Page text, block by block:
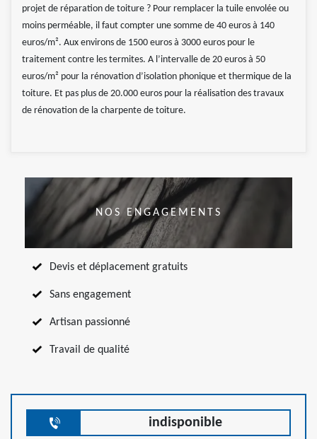
projet de réparation de toiture ? Pour remplacer la tuile envolée ou
moins perméable, il faut compter une somme de 40 euros à 140
euros/m². Aux environs de 1500 euros à 3000 euros pour le
traitement contre les termites. A l’intervalle de 20 euros à 50
euros/m² pour la rénovation d’isolation phonique et thermique de la
toiture. Et pas plus de 20.000 euros pour la réalisation des travaux
de rénovation de la charpente de toiture.
NOS ENGAGEMENTS
Devis et déplacement gratuits
Sans engagement
Artisan passionné
Travail de qualité
indisponible